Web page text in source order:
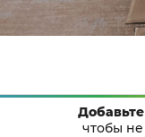
чтобы не